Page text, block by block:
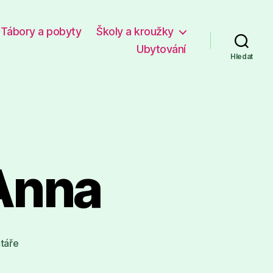
Tábory a pobyty
Školy a kroužky
Ubytování
Hledat
u